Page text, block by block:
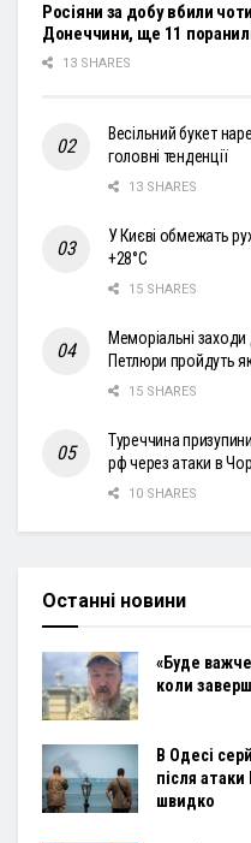
Росіяни за добу вбили
Донеччини, ще 11
13 SHARES
Весільний букет
головні тенденції
13 SHARES
У Києві обмежать
+28°С
15 SHARES
Меморіальні
Петлюри пройдуть
15 SHARES
Туреччина
рф через атаки в
10 SHARES
Останні новини
«Буде
коли
В Одесі
після
швидко